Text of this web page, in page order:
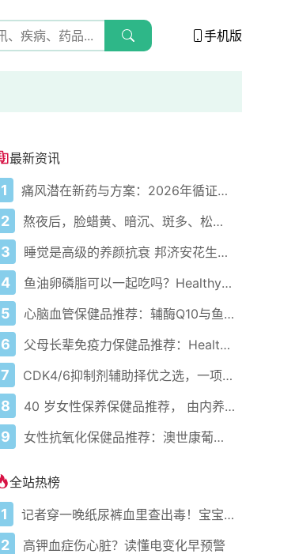
手机版
最新资讯
1 痛风潜在新药与方案：2026年循证医学进展
2 熬夜后，脸蜡黄、暗沉、斑多、松弛？需要邦济安花生芽的深入养护
3 睡觉是高级的养颜抗衰 邦济安花生芽让你“睡个好觉”
4 鱼油卵磷脂可以一起吃吗？Healthy Care协同调节血脂
5 心脑血管保健品推荐：辅酶Q10与鱼油怎么选
6 父母长辈免疫力保健品推荐：Healthy Care 科学养护方案
7 CDK4/6抑制剂辅助择优之选，一项乳腺癌网状Meta分析带来的启示
8 40 岁女性保养保健品推荐， 由内养外焕活紧致好气色
9 女性抗氧化保健品推荐：澳世康葡萄籽解锁抗氧化新方式
全站热榜
1 记者穿一晚纸尿裤血里查出毒！宝宝血液浓度竟是成人的5倍？
2 高钾血症伤心脏？读懂电变化早预警